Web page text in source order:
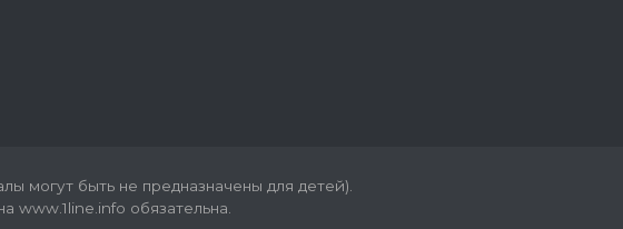
могут быть не предназначены для детей).
www.1line.info обязательна.